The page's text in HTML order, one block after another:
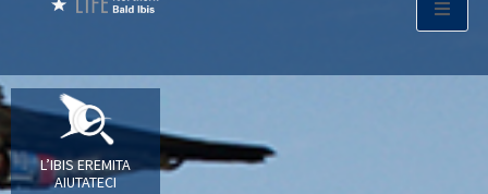
L’IBIS EREMITA
AIUTATECI